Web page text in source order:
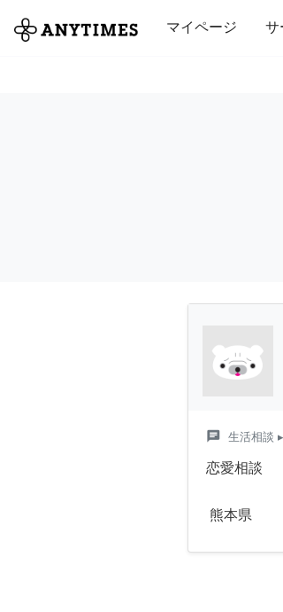
マイページ サ
全て 修理・組立
chat 生活相談
恋愛相談
熊本県